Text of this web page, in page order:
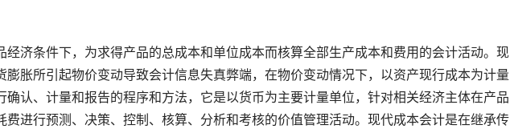
济条件下，为求得产品的总成本和单位成本而核算全部生产成本和费用的会计活动。现
膨胀所引起物价变动导致会计信息失真弊端，在物价变动情况下，以资产现行成本为计量
确认、计量和报告的程序和方法，它是以货币为主要计量单位，针对相关经济主体在产品
费进行预测、决策、控制、核算、分析和考核的价值管理活动。现代成本会计是在继承传